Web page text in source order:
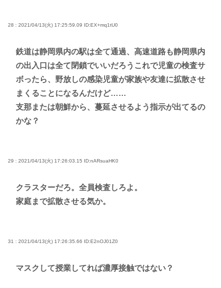
28 : 2021/04/13(火) 17:25:59.09 ID:EX+mq1tU0
鉄道は静岡県内の駅は全て通過、高速道路も静岡県内
の出入口は全て閉鎖でいいだろうこれで児童の検査サ
ボったら、野放しの感染児童が家族や友達に拡散させ
まくることになるんだけど……
支那または朝鮮から、蔓延させるよう指示が出てるの
かな？
29 : 2021/04/13(火) 17:26:03.15 ID:nARsuaHK0
クラスターだろ。全員検査しろよ。
家庭まで拡散させる気か。
31 : 2021/04/13(火) 17:26:35.66 ID:E2nOJ01Z0
マスクして授業してれば濃厚接触ではない？